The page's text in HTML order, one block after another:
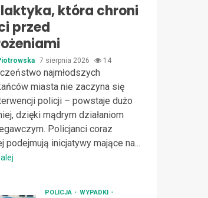
która chroni
przed
7 sierpnia 2026 14
najmłodszych
miasta nie zaczyna się
policji – powstaje dużo
dzięki mądrym działaniom
Policjanci coraz
podejmują inicjatywy mające na...
POLICJA
WYPADKI